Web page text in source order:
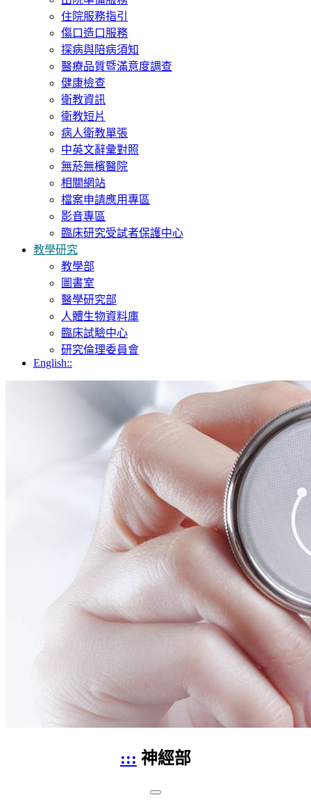
住院服務指引
傷口造口服務
探病與陪病須知
醫療品質暨滿意度調查
健康檢查
衛教資訊
衛教短片
病人衛教單張
中英文辭彙對照
無菸無檳醫院
相關網站
檔案申請應用專區
影音專區
臨床研究受試者保護中心
教學研究
教學部
圖書室
醫學研究部
人體生物資料庫
臨床試驗中心
研究倫理委員會
English::
::: 神經部